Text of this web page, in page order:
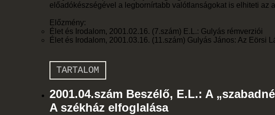
előadókészségével a legbornírtabb valótlanságokat is elhiteti az
Előzmény:
Élet és Irodalom, 2001.02.16. (7.szám) E.L.: Gulyás rémverziói
Élet és Irodalom, 2001.03.16. (11.szám) Gulyás János: Az Eörsi
TARTALOM
2001.04.szám Beszélő, E.L.: A
A székház elfoglalása